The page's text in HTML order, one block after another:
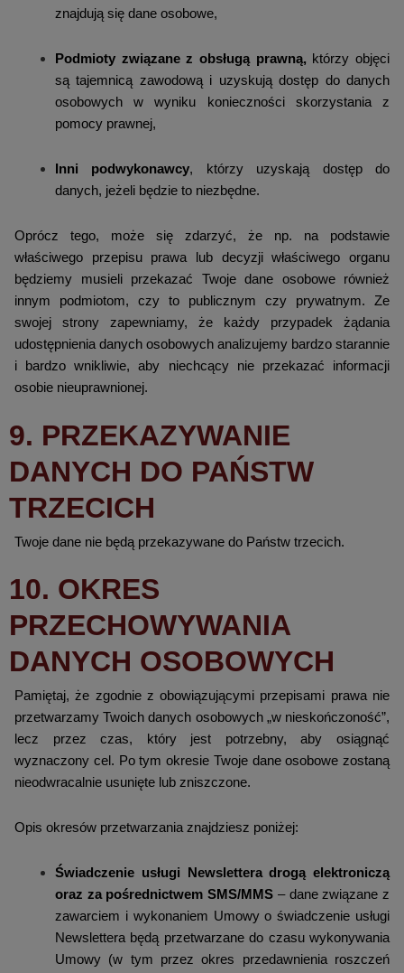
znajdują się dane osobowe,
Podmioty związane z obsługą prawną, którzy objęci
są tajemnicą zawodową i uzyskują dostęp do danych
osobowych w wyniku konieczności skorzystania z
pomocy prawnej,
Inni podwykonawcy, którzy uzyskają dostęp do
danych, jeżeli będzie to niezbędne.
Oprócz tego, może się zdarzyć, że np. na podstawie
właściwego przepisu prawa lub decyzji właściwego organu
będziemy musieli przekazać Twoje dane osobowe również
innym podmiotom, czy to publicznym czy prywatnym. Ze
swojej strony zapewniamy, że każdy przypadek żądania
udostępnienia danych osobowych analizujemy bardzo starannie
i bardzo wnikliwie, aby niechcący nie przekazać informacji
osobie nieuprawnionej.
9. PRZEKAZYWANIE
DANYCH DO PAŃSTW
TRZECICH
Twoje dane nie będą przekazywane do Państw trzecich.
10. OKRES
PRZECHOWYWANIA
DANYCH OSOBOWYCH
Pamiętaj, że zgodnie z obowiązującymi przepisami prawa nie
przetwarzamy Twoich danych osobowych „w nieskończoność”,
lecz przez czas, który jest potrzebny, aby osiągnąć
wyznaczony cel. Po tym okresie Twoje dane osobowe zostaną
nieodwracalnie usunięte lub zniszczone.
Opis okresów przetwarzania znajdziesz poniżej:
Świadczenie usługi Newslettera drogą elektroniczą
oraz za pośrednictwem SMS/MMS – dane związane z
zawarciem i wykonaniem Umowy o świadczenie usługi
Newslettera będą przetwarzane do czasu wykonywania
Umowy (w tym przez okres przedawnienia roszczeń